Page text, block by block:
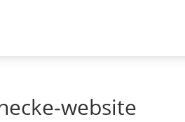
website